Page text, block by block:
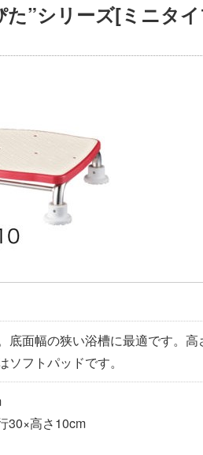
”シリーズ[ミニタ
底面幅の狭い浴槽に最適です。高
フトパッドです。
30×高さ10cm